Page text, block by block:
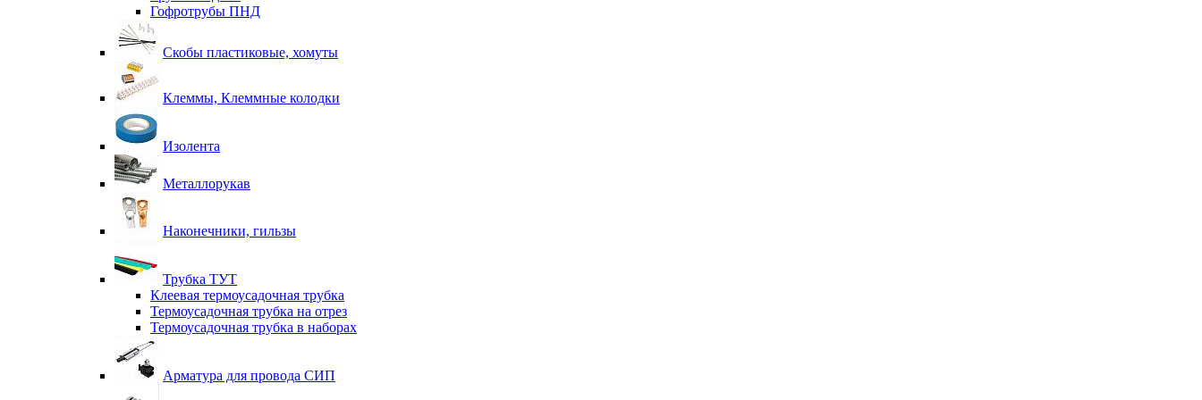
Гофротрубы ПНД
Скобы пластиковые, хомуты
Клеммы, Клеммные колодки
Изолента
Металлорукав
Наконечники, гильзы
Трубка ТУТ
Клеевая термоусадочная трубка
Термоусадочная трубка на отрез
Термоусадочная трубка в наборах
Арматура для провода СИП